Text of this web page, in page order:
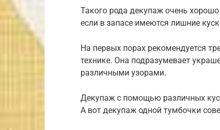
Такого рода декупаж очень
если в запасе имеются лишние
На первых порах рекомендуется
технике. Она подразумевает
различными узорами.
Декупаж с помощью различных
А вот декупаж одной тумбочки